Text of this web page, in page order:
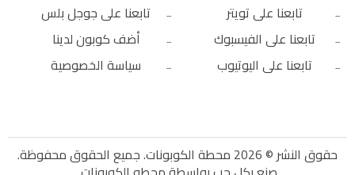
تابعنا على تويتر
تابعنا على الفيسبوك
تابعنا على اليوتيوب
تابعنا على جوجل بلس
أضف كوبون لدينا
سياسة الخصوصية
حقوق النشر © 2026 محطة الكوبونات. جميع الحقوق محفوظة.